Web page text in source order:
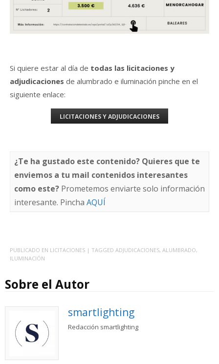
Si quiere estar al día de todas las licitaciones y
adjudicaciones de alumbrado e iluminación pinche en el
siguiente enlace:
LICITACIONES Y ADJUDICACIONES
¿Te ha gustado este contenido? Quieres que te
enviemos a tu mail contenidos interesantes
como este? Prometemos enviarte solo información
interesante. Pincha AQUÍ
PUBLICADO EN LICITACIONES | TAGGED ADJUDICACIONES, ALUMBRADO,
ILUMINACIÓN
Sobre el Autor
smartlighting
Redacción smartlighting